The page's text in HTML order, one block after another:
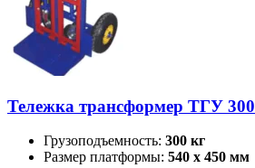
Тележка трансформер ТГУ 300
Грузоподъемность: 300 кг
Размер платформы: 540 х 450 мм